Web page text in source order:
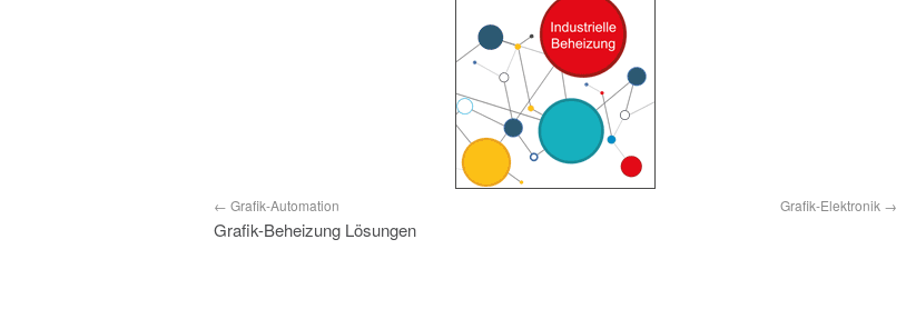
Grafik-Automation Grafik-Elektronik
Grafik-Beheizung Lösungen